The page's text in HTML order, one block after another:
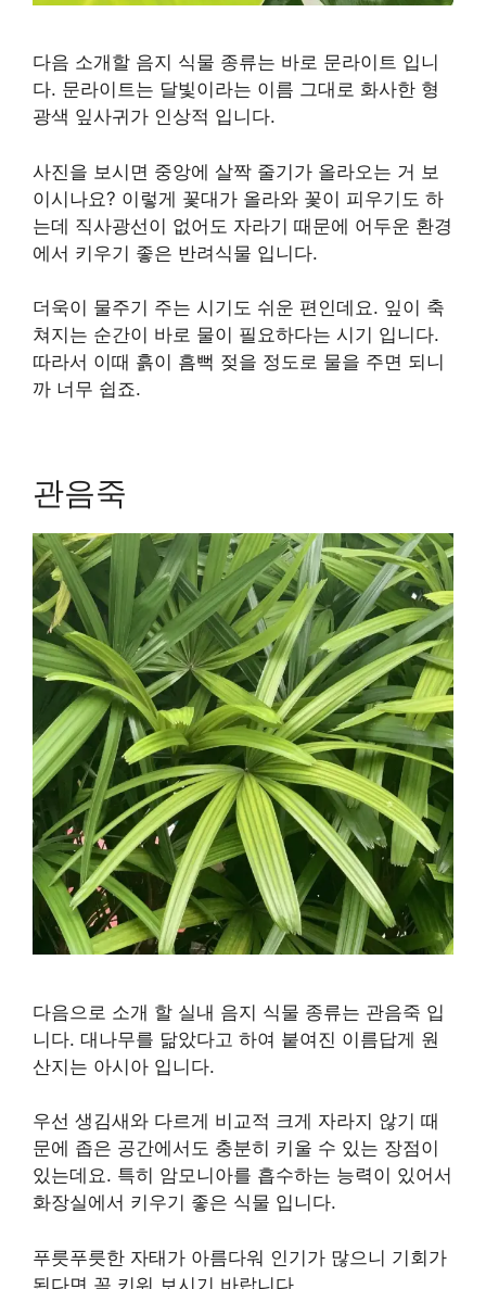
다음 소개할 음지 식물 종류는 바로 문라이트 입니
다. 문라이트는 달빛이라는 이름 그대로 화사한 형
광색 잎사귀가 인상적 입니다.
사진을 보시면 중앙에 살짝 줄기가 올라오는 거 보
이시나요? 이렇게 꽃대가 올라와 꽃이 피우기도 하
는데 직사광선이 없어도 자라기 때문에 어두운 환경
에서 키우기 좋은 반려식물 입니다.
더욱이 물주기 주는 시기도 쉬운 편인데요. 잎이 축
쳐지는 순간이 바로 물이 필요하다는 시기 입니다.
따라서 이때 흙이 흠뻑 젖을 정도로 물을 주면 되니
까 너무 쉽죠.
관음죽
다음으로 소개 할 실내 음지 식물 종류는 관음죽 입
니다. 대나무를 닮았다고 하여 붙여진 이름답게 원
산지는 아시아 입니다.
우선 생김새와 다르게 비교적 크게 자라지 않기 때
문에 좁은 공간에서도 충분히 키울 수 있는 장점이
있는데요. 특히 암모니아를 흡수하는 능력이 있어서
화장실에서 키우기 좋은 식물 입니다.
푸릇푸릇한 자태가 아름다워 인기가 많으니 기회가
된다면 꼭 키워 보시기 바랍니다.